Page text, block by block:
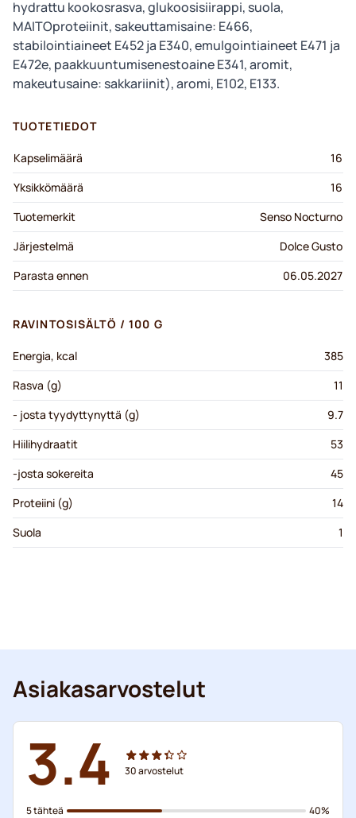
hydrattu kookosrasva, glukoosisiirappi, suola,
MAITOproteiinit, sakeuttamisaine: E466,
stabilointiaineet E452 ja E340, emulgointiaineet E471 ja
E472e, paakkuuntumisenestoaine E341, aromit,
makeutusaine: sakkariinit), aromi, E102, E133.
TUOTETIEDOT
Kapselimäärä
16
Yksikkömäärä
16
Tuotemerkit
Senso Nocturno
Järjestelmä
Dolce Gusto
Parasta ennen
06.05.2027
RAVINTOSISÄLTÖ / 100 G
Energia, kcal
385
Rasva (g)
11
- josta tyydyttynyttä (g)
9.7
Hiilihydraatit
53
-josta sokereita
45
Proteiini (g)
14
Suola
1
Asiakasarvostelut
3.4 30arvostelut
5 tähteä
40%